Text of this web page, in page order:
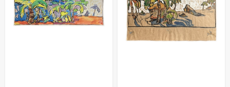
допомогою водорозчинних фарб.
Малюнок: Використання графічних матеріалів, таких як
олівець, туш, вугілля.
: Художні зображення, що супроводжують